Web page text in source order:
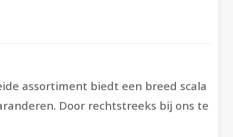
assortiment biedt een breed scala
Door rechtstreeks bij ons te